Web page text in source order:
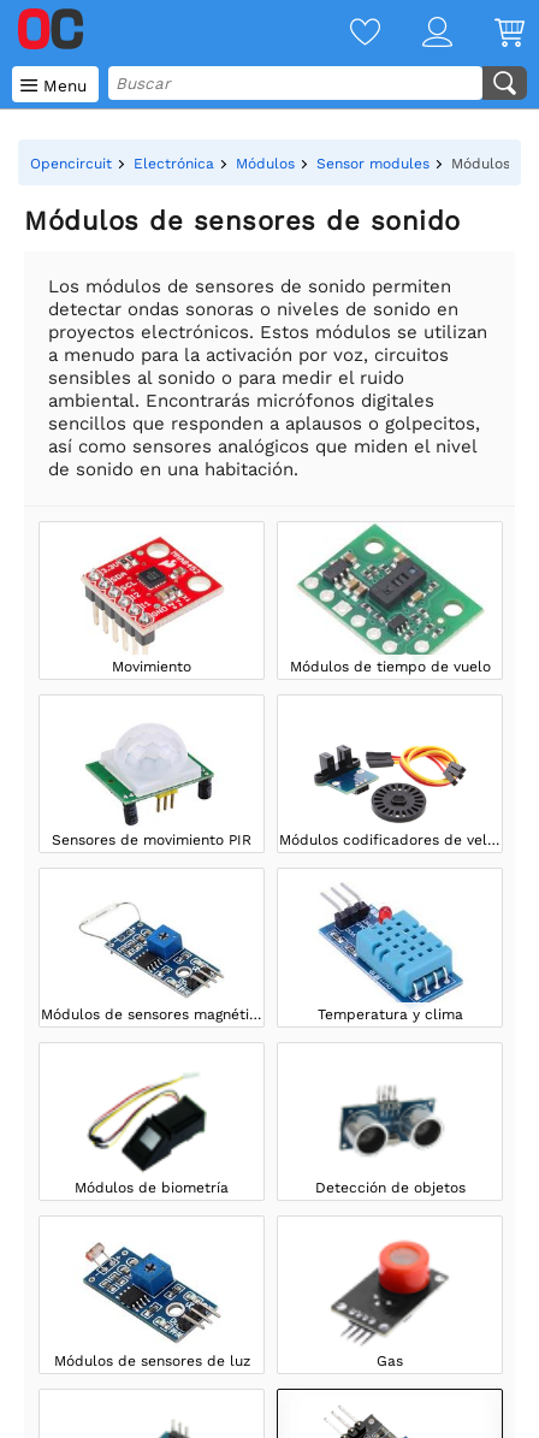
 Menu
Opencircuit Electrónica Módulos Sensor modules Módulos de
Módulos de sensores de sonido
Los módulos de sensores de sonido permiten
detectar ondas sonoras o niveles de sonido en
proyectos electrónicos. Estos módulos se utilizan
a menudo para la activación por voz, circuitos
sensibles al sonido o para medir el ruido
ambiental. Encontrarás micrófonos digitales
sencillos que responden a aplausos o golpecitos,
así como sensores analógicos que miden el nivel
de sonido en una habitación.
Movimiento Módulos de tiempo de vuelo
Sensores de movimiento PIR Módulos codificadores de velocidad
Módulos de sensores magnéticos Temperatura y clima
Módulos de biometría Detección de objetos
Módulos de sensores de luz Gas